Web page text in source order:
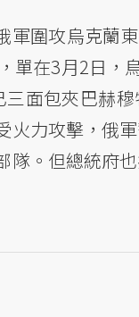
軍圍攻烏克蘭
單在3月2日，
面包夾巴赫
力攻擊，俄
。但總統府